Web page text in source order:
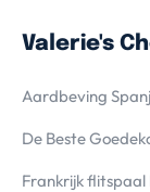
Valerie's
Aardbeving
De Beste
Frankrijk